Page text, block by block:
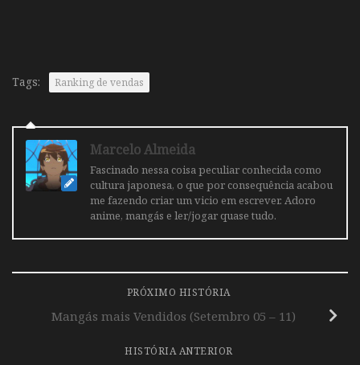
Tags: Ranking de vendas
Marcelo Almeida
Fascinado nessa coisa peculiar conhecida como
cultura japonesa, o que por consequência acabou
me fazendo criar um vicio em escrever. Adoro
anime, mangás e ler/jogar quase tudo.
PRÓXIMO HISTÓRIA
Mangás mais Vendidos (Setembro 05 – 11)
HISTÓRIA ANTERIOR